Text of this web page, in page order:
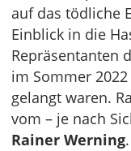
auf das tödliche
Einblick in die
Repräsentanten
im Sommer
gelangt waren.
vom – je nach
Rainer Werning.